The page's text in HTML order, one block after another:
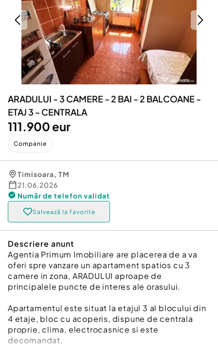
Servicii
Animale de companie
Afaceri și echipamente profesionale
Inchiriere Bunuri si Vehicule
Utilaje agricole si industriale
Piese auto si accesorii
Dacia Duster
ARADULUI - 3 CAMERE - 2 BAI - 2 BALCOANE -
ETAJ 3 - CENTRALA
111.900 eur
Companie
Timisoara, TM
21.06.2026
Număr de telefon validat
Salvează la favorite
Descriere anunt
Agentia Primum Imobiliare are placerea de a va
oferi spre vanzare un apartament spatios cu 3
camere in zona, ARADULUI aproape de
principalele puncte de interes ale orasului.
Apartamentul este situat la etajul 3 al blocului din
4 etaje, bloc cu acoperis, dispune de centrala
proprie, clima, electrocasnice si este
decomandat.